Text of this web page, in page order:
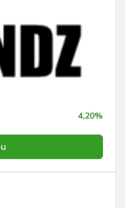
4,20%